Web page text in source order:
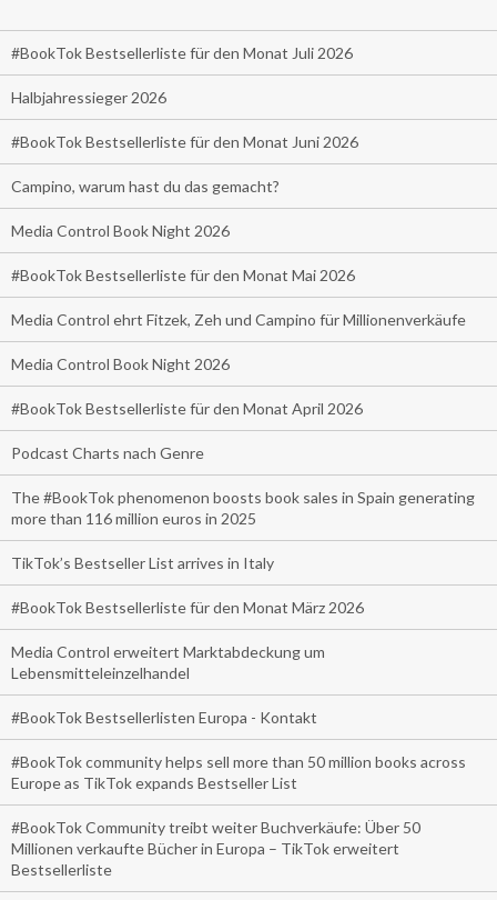
#BookTok Bestsellerliste für den Monat Juli 2026
Halbjahressieger 2026
#BookTok Bestsellerliste für den Monat Juni 2026
Campino, warum hast du das gemacht?
Media Control Book Night 2026
#BookTok Bestsellerliste für den Monat Mai 2026
Media Control ehrt Fitzek, Zeh und Campino für Millionenverkäufe
Media Control Book Night 2026
#BookTok Bestsellerliste für den Monat April 2026
Podcast Charts nach Genre
The #BookTok phenomenon boosts book sales in Spain generating
more than 116 million euros in 2025
TikTok’s Bestseller List arrives in Italy
#BookTok Bestsellerliste für den Monat März 2026
Media Control erweitert Marktabdeckung um
Lebensmitteleinzelhandel
#BookTok Bestsellerlisten Europa - Kontakt
#BookTok community helps sell more than 50 million books across
Europe as TikTok expands Bestseller List
#BookTok Community treibt weiter Buchverkäufe: Über 50
Millionen verkaufte Bücher in Europa – TikTok erweitert
Bestsellerliste